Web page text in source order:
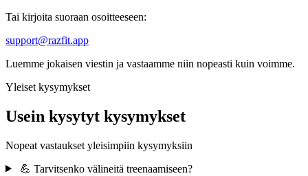
Tai kirjoita suoraan osoitteeseen:
support@razfit.app
Luemme jokaisen viestin ja vastaamme niin nopeasti kuin voimme.
Yleiset kysymykset
Usein kysytyt kysymykset
Nopeat vastaukset yleisimpiin kysymyksiin
💪 Tarvitsenko välineitä treenaamiseen?